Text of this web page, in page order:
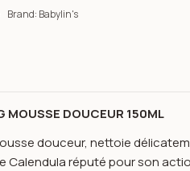
Brand: Babylin's
MOUSSE DOUCEUR 150ML
douceur, nettoie
Calendula réputé pour son